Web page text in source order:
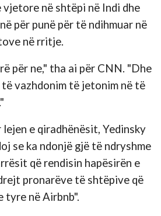
në shtëpi në Indi dhe
për punë për të ndihmuar në
në rritje.
për ne," tha ai për CNN. "Dhe
të vazhdonim të jetonim në të
lejen e qiradhënësit, Yedinsky
se ka ndonjë gjë të ndryshme
që rendisin hapësirën e
pronarëve të shtëpive që
tyre në Airbnb".